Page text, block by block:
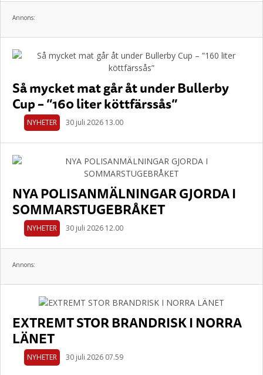
Annons:
Så mycket mat går åt under Bullerby
Cup – ”160 liter köttfärssås”
NYHETER 30 juli 2026 13.00
NYA POLISANMÄLNINGAR GJORDA I
SOMMARSTUGEBRÅKET
NYHETER 30 juli 2026 12.00
Annons:
EXTREMT STOR BRANDRISK I NORRA
LÄNET
NYHETER 30 juli 2026 07.59